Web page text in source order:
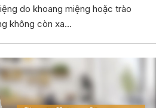
do khoang miệng hoặc trào
không còn xa…